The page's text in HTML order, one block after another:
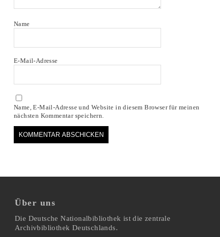
Name
E-Mail-Adresse
Name, E-Mail-Adresse und Website in diesem Browser für meinen
nächsten Kommentar speichern.
Über uns
Die Deutsche Nationalbibliothek ist die zentrale
Archivbibliothek Deutschlands.